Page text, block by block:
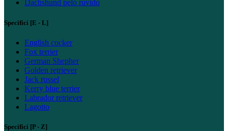
Dachshund pelo ruvido
Specifici [E - L]
English cocker
Fox terrier
German Shepher
Golden retriever
Jack russel
Kerry blue terrier
Labrador retriever
Lagotto
Specifici [P - Z]